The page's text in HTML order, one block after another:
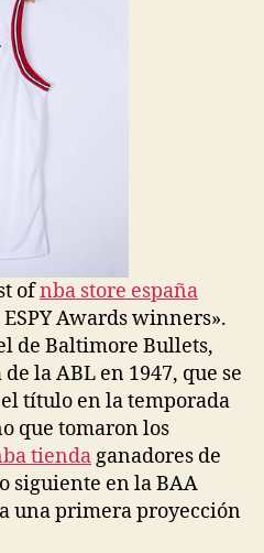
ofnba store españa
Awards winners».
de Baltimore Bullets,
la ABL en 1947, que se
título en la temporada
que tomaron los
tienda ganadores de
siguiente en la BAA
una primera proyección